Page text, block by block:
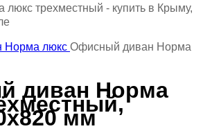
трехместный - купить в Крыму,
Офисный диван Норма
диван Норма
мм